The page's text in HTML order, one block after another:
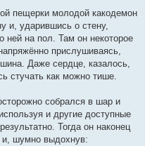
пещерки молодой какодемон
и, ударившись о стену,
ней на пол. Там он некоторое
прислушиваясь,
Даже сердце, казалось,
стучать как можно тише.
собрался в шар и
и другие доступные
Тогда он наконец
шумно выдохнув: